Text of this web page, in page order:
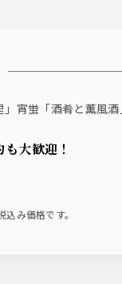
」宵蛍「酒肴と薫風
も大歓迎！
み価格です。